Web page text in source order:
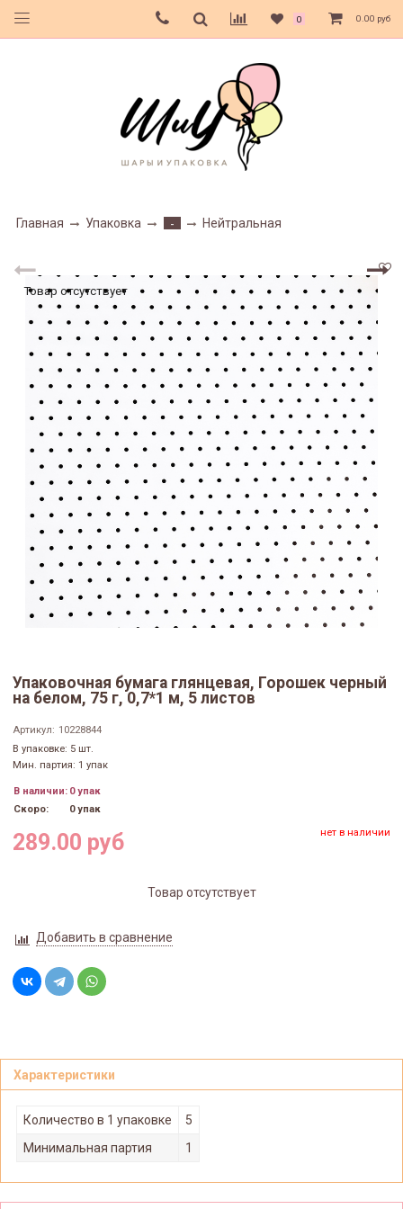
0 0.00 руб
Главная Упаковка - Нейтральная
Товар отсутствует
Упаковочная бумага глянцевая, Горошек черный
на белом, 75 г, 0,7*1 м, 5 листов
Артикул: 10228844
В упаковке: 5 шт.
Мин. партия: 1 упак
В наличии: 0 упак
Скоро:
0 упак
289.00 руб нет в наличии
Товар отсутствует
Добавить в сравнение
Характеристики
Количество в 1 упаковке
5
Минимальная партия
1